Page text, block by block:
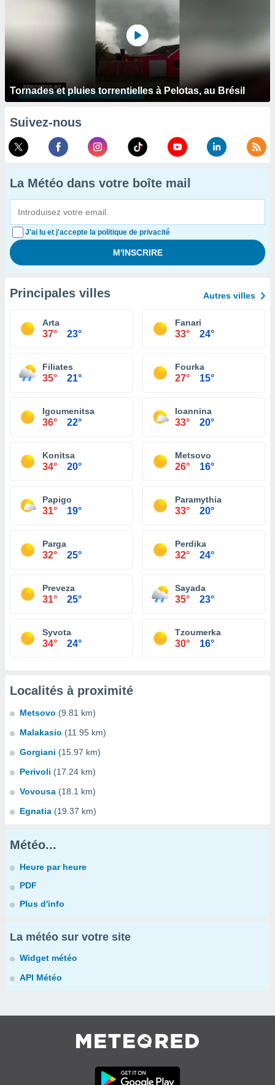
Tornades et pluies torrentielles à Pelotas, au Brésil
Suivez-nous
La Météo dans votre boîte mail
J'ai lu et j'accepte la politique de privacité
Principales villes Autres villes
Arta
37° 23°
Fanari
33° 24°
Filiates
35° 21°
Fourka
27° 15°
Igoumenitsa
36° 22°
Ioannina
33° 20°
Konitsa
34° 20°
Metsovo
26° 16°
Papigo
31° 19°
Paramythia
33° 20°
Parga
32° 25°
Perdika
32° 24°
Preveza
31° 25°
Sayada
35° 23°
Syvota
34° 24°
Tzoumerka
30° 16°
Localités à proximité
Metsovo (9.81 km)
Malakasio (11.95 km)
Gorgiani (15.97 km)
Perivoli (17.24 km)
Vovousa (18.1 km)
Egnatia (19.37 km)
Météo...
Heure par heure
PDF
Plus d'info
La météo sur votre site
Widget météo
API Météo